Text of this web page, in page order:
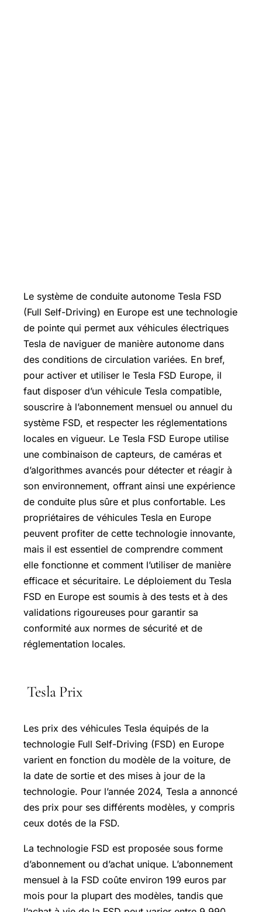
Le système de conduite autonome Tesla FSD
(Full Self-Driving) en Europe est une technologie
de pointe qui permet aux véhicules électriques
Tesla de naviguer de manière autonome dans
des conditions de circulation variées. En bref,
pour activer et utiliser le Tesla FSD Europe, il
faut disposer d’un véhicule Tesla compatible,
souscrire à l’abonnement mensuel ou annuel du
système FSD, et respecter les réglementations
locales en vigueur. Le Tesla FSD Europe utilise
une combinaison de capteurs, de caméras et
d’algorithmes avancés pour détecter et réagir à
son environnement, offrant ainsi une expérience
de conduite plus sûre et plus confortable. Les
propriétaires de véhicules Tesla en Europe
peuvent profiter de cette technologie innovante,
mais il est essentiel de comprendre comment
elle fonctionne et comment l’utiliser de manière
efficace et sécuritaire. Le déploiement du Tesla
FSD en Europe est soumis à des tests et à des
validations rigoureuses pour garantir sa
conformité aux normes de sécurité et de
réglementation locales.
Tesla Prix
Les prix des véhicules Tesla équipés de la
technologie Full Self-Driving (FSD) en Europe
varient en fonction du modèle de la voiture, de
la date de sortie et des mises à jour de la
technologie. Pour l’année 2024, Tesla a annoncé
des prix pour ses différents modèles, y compris
ceux dotés de la FSD.
La technologie FSD est proposée sous forme
d’abonnement ou d’achat unique. L’abonnement
mensuel à la FSD coûte environ 199 euros par
mois pour la plupart des modèles, tandis que